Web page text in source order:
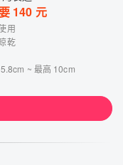
140 元
用
乾
~ 最高 10cm